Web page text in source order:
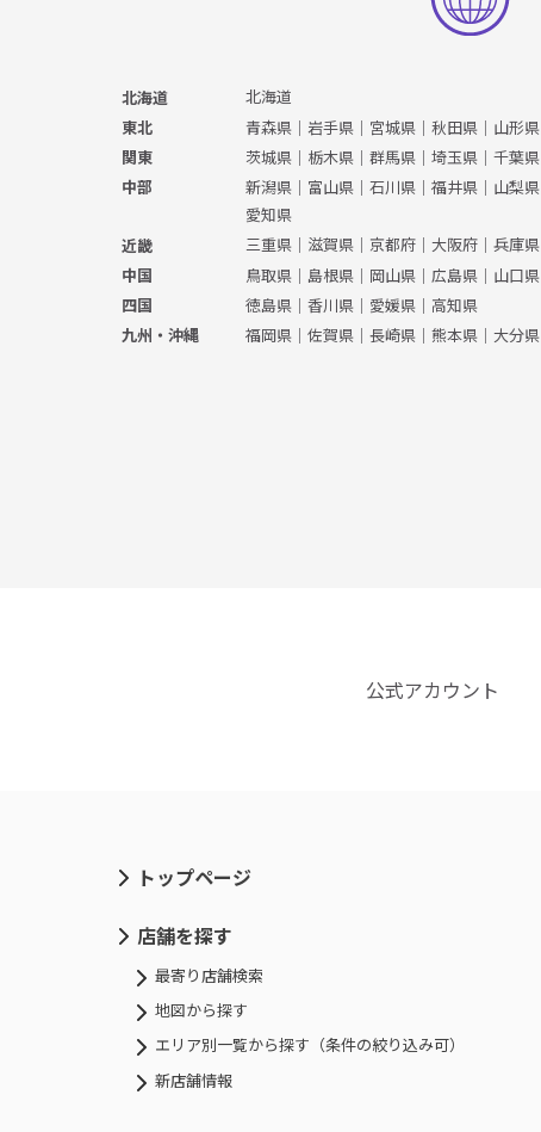
北海道
北海道
東北
青森県 ｜ 岩手県 ｜ 宮城県 ｜ 秋田県 ｜ 山形県
関東
茨城県 ｜ 栃木県 ｜ 群馬県 ｜ 埼玉県 ｜ 千葉県
中部
新潟県 ｜ 富山県 ｜ 石川県 ｜ 福井県 ｜ 山梨県
愛知県
近畿
三重県 ｜ 滋賀県 ｜ 京都府 ｜ 大阪府 ｜ 兵庫県
中国
鳥取県 ｜ 島根県 ｜ 岡山県 ｜ 広島県 ｜ 山口県
四国
徳島県 ｜ 香川県 ｜ 愛媛県 ｜ 高知県
九州・沖縄
福岡県 ｜ 佐賀県 ｜ 長崎県 ｜ 熊本県 ｜ 大分県
公式アカウント
トップページ
店舗を探す
最寄り店舗検索
地図から探す
エリア別一覧から探す（条件の絞り込み可）
新店舗情報